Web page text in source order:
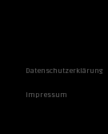
Datenschutzerklärung
Impressum